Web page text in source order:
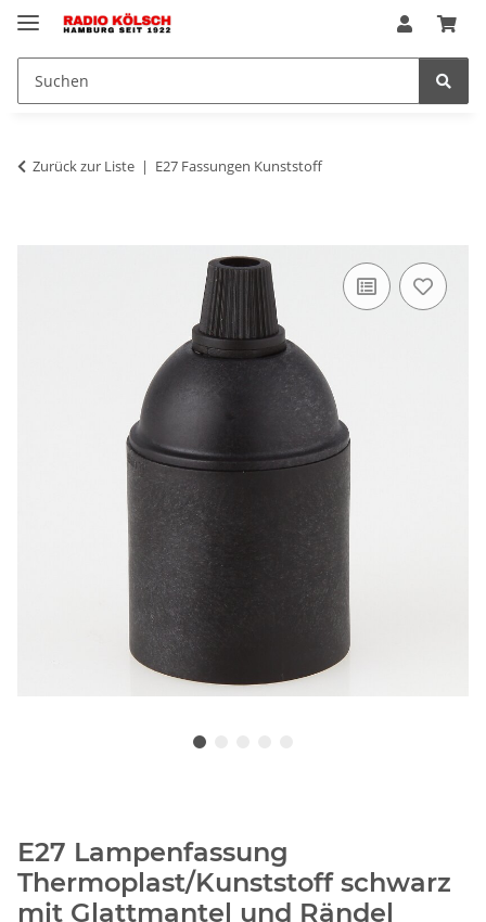
Zurück zur Liste E27 Fassungen Kunststoff
E27 Lampenfassung
Thermoplast/Kunststoff schwarz
mit Glattmantel und Rändel